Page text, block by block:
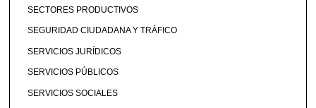
SECTORES PRODUCTIVOS
SEGURIDAD CIUDADANA Y TRÁFICO
SERVICIOS JURÍDICOS
SERVICIOS PÚBLICOS
SERVICIOS SOCIALES